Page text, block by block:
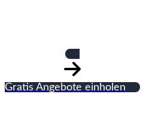
Gratis Angebote einholen